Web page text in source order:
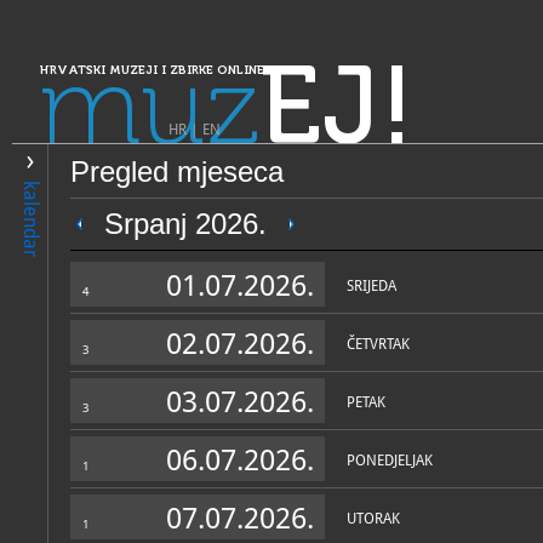
HRVATSKI MUZEJI I ZBIRKE ONLINE
muzEJ!
HR| EN
kalendar
Pregled mjeseca
Srpanj 2026.
4 01.07.2026. SRIJEDA
3 02.07.2026. ČETVRTAK
3 03.07.2026. PETAK
1 06.07.2026. PONEDJELJAK
1 07.07.2026. UTORAK
PRETRAŽIVANJE
Dalmacija
Muzeji Ivana Meštrovića
OPĆI PODACI